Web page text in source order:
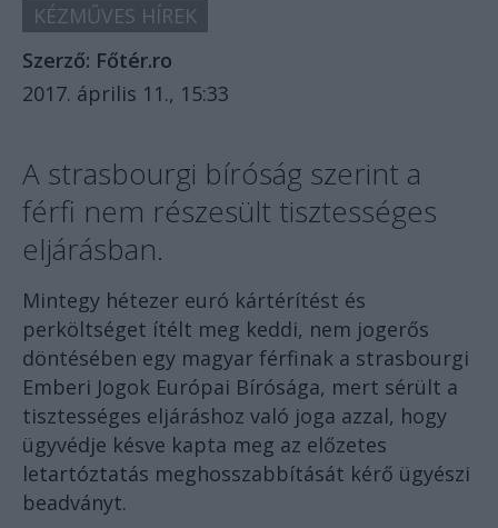
KÉZMŰVES HÍREK
Szerző: Főtér.ro
2017. április 11., 15:33
A strasbourgi bíróság szerint a
férfi nem részesült tisztességes
eljárásban.
Mintegy hétezer euró kártérítést és
perköltséget ítélt meg keddi, nem jogerős
döntésében egy magyar férfinak a strasbourgi
Emberi Jogok Európai Bírósága, mert sérült a
tisztességes eljáráshoz való joga azzal, hogy
ügyvédje késve kapta meg az előzetes
letartóztatás meghosszabbítását kérő ügyészi
beadványt.